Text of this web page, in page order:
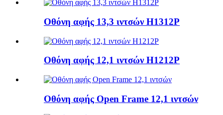
Οθόνη αφής 13,3 ιντσών H1312P
Οθόνη αφής 12,1 ιντσών H1212P
Οθόνη αφής Open Frame 12,1 ιντσών